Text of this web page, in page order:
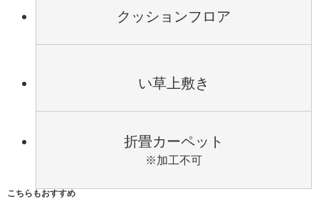
クッションフロア
い草上敷き
折畳カーペット
※加工不可
こちらもおすすめ